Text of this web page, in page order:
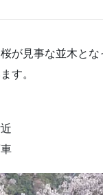
が見事な並木と
す。